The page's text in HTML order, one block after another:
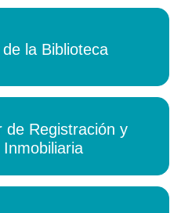
la Biblioteca
de Registración y